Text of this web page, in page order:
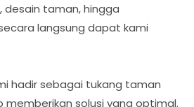
desain taman, hingga
langsung dapat kami
hadir sebagai tukang taman
solusi yang optimal.